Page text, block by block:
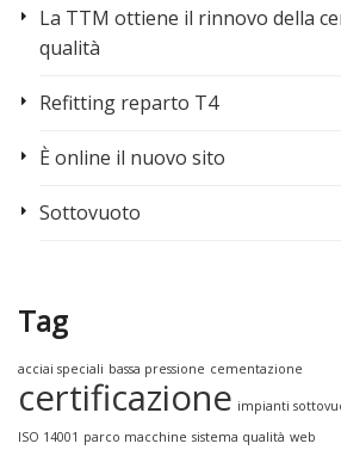
La TTM ottiene il rinnovo della
qualità
Refitting reparto T4
È online il nuovo sito
Sottovuoto
Tag
acciai speciali bassa pressione cementazione
certificazione impianti
ISO 14001 parco macchine sistema qualità web